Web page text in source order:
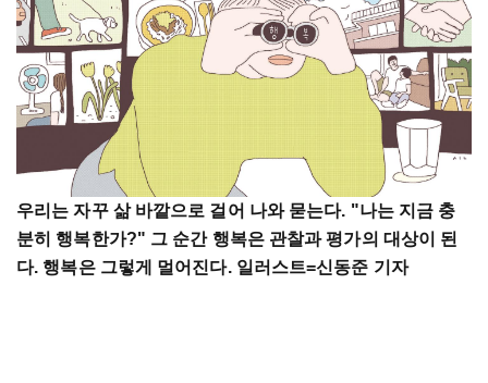
우리는 자꾸 삶 바깥으로 걸어 나와 묻는다. "나는 지금 충
분히 행복한가?" 그 순간 행복은 관찰과 평가의 대상이 된
다. 행복은 그렇게 멀어진다. 일러스트=신동준 기자